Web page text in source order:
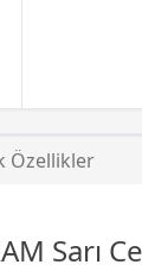
Özellikler
Sarı